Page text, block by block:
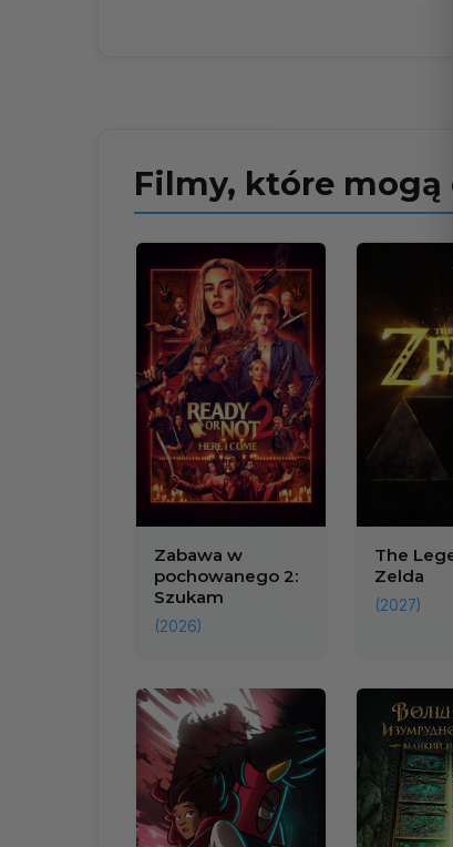
Filmy, które mogą
Zabawa w
pochowanego 2:
Szukam
(2026)
The
Zelda
(2027)